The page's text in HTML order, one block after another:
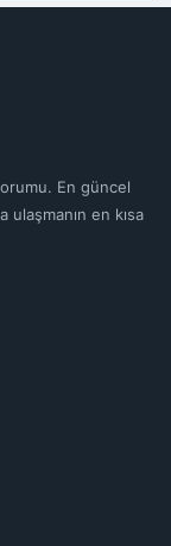
En güncel
en kısa